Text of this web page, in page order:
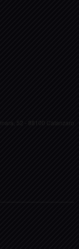
52 - 88100 Catanzaro